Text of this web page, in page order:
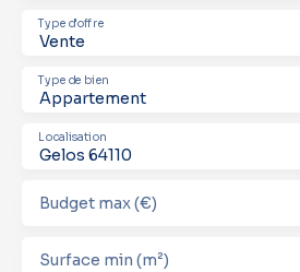
Vente
Type d'offre
Appartement
Type de bien
Gelos 64110
Localisation
Budget max (€)
Surface min (m²)